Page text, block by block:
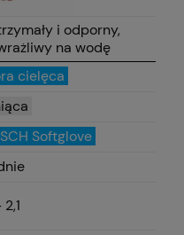
i odporny,
na wodę
cielęca
Softglove